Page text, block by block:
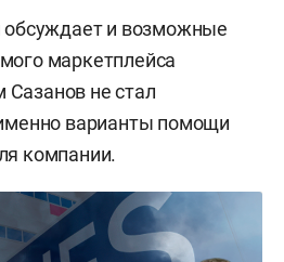
и возможные
маркетплейса
Сазанов не стал
варианты помощи
компании.